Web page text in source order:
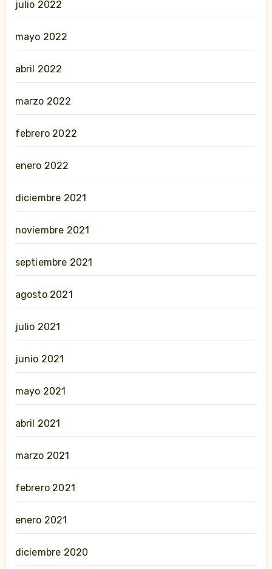
julio 2022
mayo 2022
abril 2022
marzo 2022
febrero 2022
enero 2022
diciembre 2021
noviembre 2021
septiembre 2021
agosto 2021
julio 2021
junio 2021
mayo 2021
abril 2021
marzo 2021
febrero 2021
enero 2021
diciembre 2020